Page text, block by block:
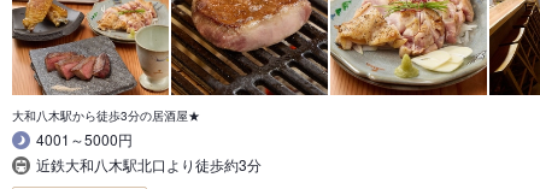
大和八木駅から徒歩3分の居酒屋★
4001～5000円
近鉄大和八木駅北口より徒歩約3分